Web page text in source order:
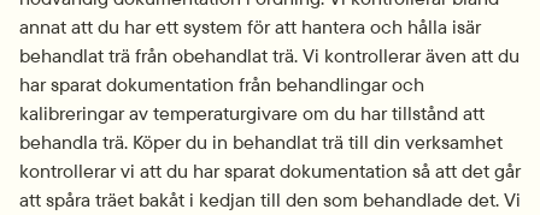
annat att du har ett system för att hantera och hålla isär
behandlat trä från obehandlat trä. Vi kontrollerar även att du
har sparat dokumentation från behandlingar och
kalibreringar av temperaturgivare om du har tillstånd att
behandla trä. Köper du in behandlat trä till din verksamhet
kontrollerar vi att du har sparat dokumentation så att det går
att spåra träet bakåt i kedjan till den som behandlade det. Vi